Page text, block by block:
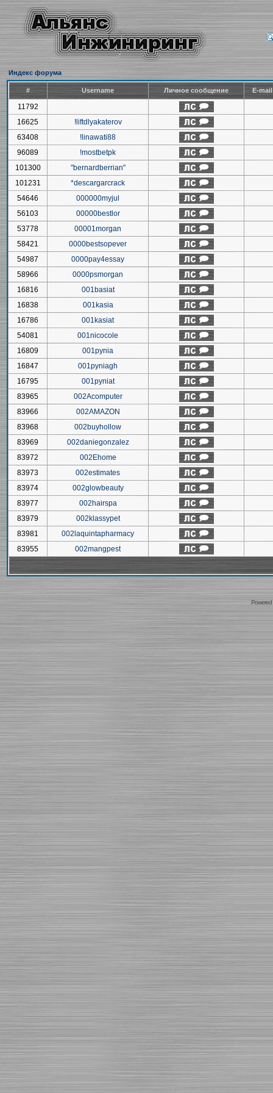
Индекс форума
# Username Личное сообщение E-
11792
16625
!liftdlyakaterov
63408
!linawati88
96089
!mostbetpk
101300
"bernardberrian"
101231
*descargarcrack
54646
000000myjul
56103
00000bestlor
53778
00001morgan
58421
0000bestsopever
54987
0000pay4essay
58966
0000psmorgan
16816
001basiat
16838
001kasia
16786
001kasiat
54081
001nicocole
16809
001pynia
16847
001pyniagh
16795
001pyniat
83965
002Acomputer
83966
002AMAZON
83968
002buyhollow
83969
002daniegonzalez
83972
002Ehome
83973
002estimates
83974
002glowbeauty
83977
002hairspa
83979
002klassypet
83981
002laquintapharmacy
83955
002mangpest